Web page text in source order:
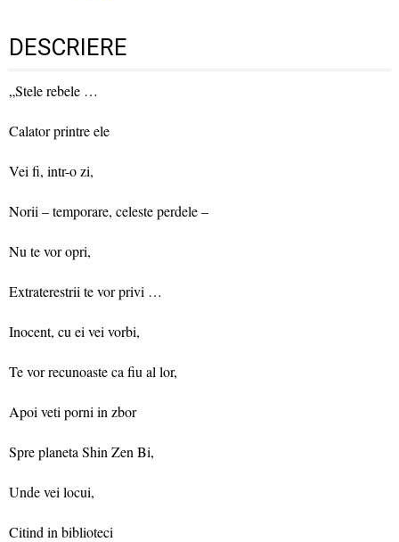
DESCRIERE
„Stele rebele …
Calator printre ele
Vei fi, intr-o zi,
Norii – temporare, celeste perdele –
Nu te vor opri,
Extraterestrii te vor privi …
Inocent, cu ei vei vorbi,
Te vor recunoaste ca fiu al lor,
Apoi veti porni in zbor
Spre planeta Shin Zen Bi,
Unde vei locui,
Citind in biblioteci